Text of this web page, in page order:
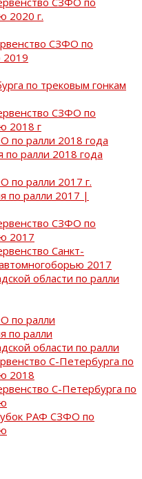
2020 г.
СЗФО по
2019
по трековым гонкам
СЗФО по
2018 г
по ралли 2018 года
по ралли 2018 года
по ралли 2017 г.
по ралли 2017 |
СЗФО по
2017
Санкт-
2017
области по ралли
по ралли
по ралли
области по ралли
С-Петербурга по
2018
С-Петербурга по
РАФ СЗФО по